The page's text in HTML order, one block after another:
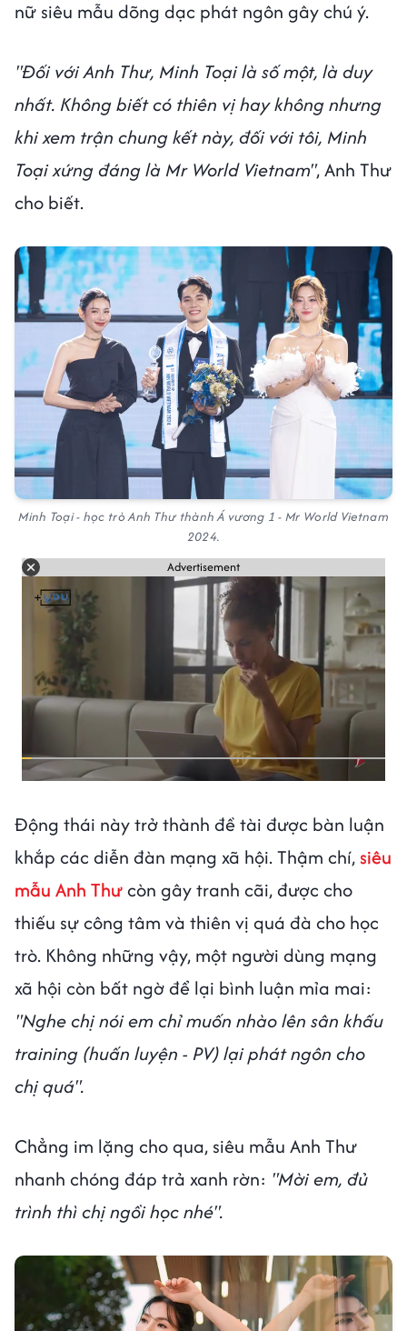
nữ siêu mẫu dõng dạc phát ngôn gây chú ý.
"Đối với Anh Thư, Minh Toại là số một, là duy
nhất. Không biết có thiên vị hay không nhưng
khi xem trận chung kết này, đối với tôi, Minh
Toại xứng đáng là Mr World Vietnam", Anh Thư
cho biết.
Minh Toại - học trò Anh Thư thành Á vương 1 - Mr World Vietnam
2024.
Advertisement
Động thái này trở thành đề tài được bàn luận
khắp các diễn đàn mạng xã hội. Thậm chí, siêu
mẫu Anh Thưcòn gây tranh cãi, được cho
thiếu sự công tâm và thiên vị quá đà cho học
trò. Không những vậy, một người dùng mạng
xã hội còn bất ngờ để lại bình luận mỉa mai:
"Nghe chị nói em chỉ muốn nhào lên sân khấu
training (huấn luyện - PV) lại phát ngôn cho
chị quá".
Chẳng im lặng cho qua, siêu mẫu Anh Thư
nhanh chóng đáp trả xanh rờn: "Mời em, đủ
trình thì chị ngồi học nhé".